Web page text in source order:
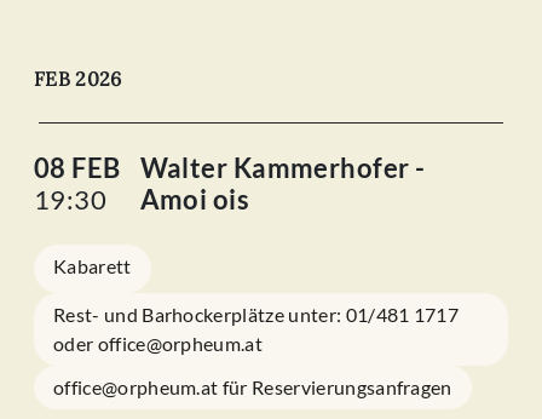
FEB 2026
08 FEB
19:30
Walter Kammerhofer -
Amoi ois
Kabarett
Rest- und Barhockerplätze unter: 01/481 1717
oder office@orpheum.at
office@orpheum.at für Reservierungsanfragen